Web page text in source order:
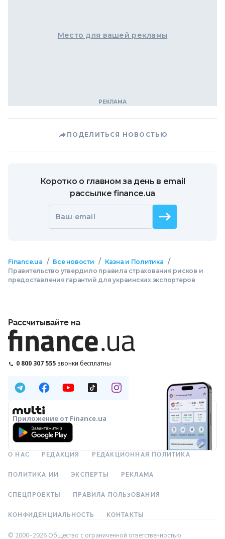
Место для вашей рекламы
ПОДЕЛИТЬСЯ НОВОСТЬЮ
Коротко о главном за день в email
рассылке finance.ua
Ваш email
Finance.ua / Все новости / Казна и Политика /
Правительство утвердило правила страхования рисков и
предоставления гарантий для украинских экспортеров
Рассчитывайте на
0 800 307 555 звонки бесплатны
Приложение от Finance.ua
О НАС РЕДАКЦИЯ РЕДАКЦИОННАЯ ПОЛИТИКА
ПОЛИТИКА ИИ ЭКСПЕРТЫ РЕКЛАМА
СПЕЦПРОЕКТЫ ПРАВИЛА ПОЛЬЗОВАНИЯ
КОНФИДЕНЦИАЛЬНОСТЬ КОНТАКТЫ
© 2000–2026 Общество с ограниченной ответственностью